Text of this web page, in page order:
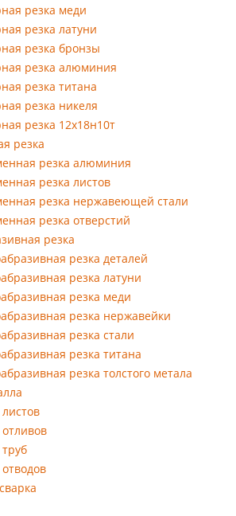
резка меди
резка латуни
резка бронзы
резка алюминия
резка титана
резка никеля
резка 12х18н10т
резка
резка алюминия
резка листов
резка нержавеющей стали
резка отверстий
резка
резка деталей
резка латуни
резка меди
резка нержавейки
резка стали
резка титана
резка толстого метала
отливов